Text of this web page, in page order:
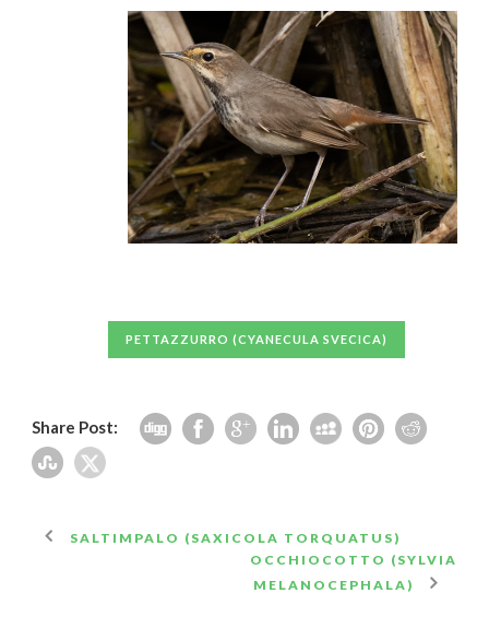
PETTAZZURRO (CYANECULA SVECICA)
Share Post:
SALTIMPALO (SAXICOLA TORQUATUS)
OCCHIOCOTTO (SYLVIA
MELANOCEPHALA)